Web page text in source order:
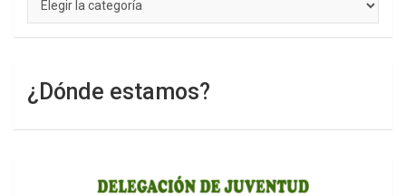
¿Dónde estamos?